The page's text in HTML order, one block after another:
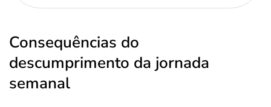
Consequências do
descumprimento da jornada
semanal